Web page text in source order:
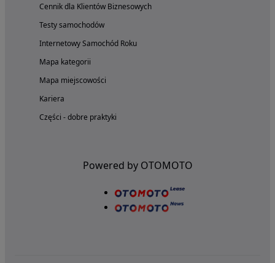
Cennik dla Klientów Biznesowych
Testy samochodów
Internetowy Samochód Roku
Mapa kategorii
Mapa miejscowości
Kariera
Części - dobre praktyki
Powered by OTOMOTO